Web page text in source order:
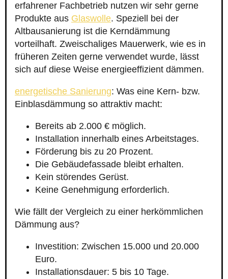
erfahrener Fachbetrieb nutzen wir sehr gerne
Produkte aus Glaswolle. Speziell bei der
Altbausanierung ist die Kerndämmung
vorteilhaft. Zweischaliges Mauerwerk, wie es in
früheren Zeiten gerne verwendet wurde, lässt
sich auf diese Weise energieeffizient dämmen.
energetische Sanierung: Was eine Kern- bzw.
Einblasdämmung so attraktiv macht:
Bereits ab 2.000 € möglich.
Installation innerhalb eines Arbeitstages.
Förderung bis zu 20 Prozent.
Die Gebäudefassade bleibt erhalten.
Kein störendes Gerüst.
Keine Genehmigung erforderlich.
Wie fällt der Vergleich zu einer herkömmlichen
Dämmung aus?
Investition: Zwischen 15.000 und 20.000
Euro.
Installationsdauer: 5 bis 10 Tage.